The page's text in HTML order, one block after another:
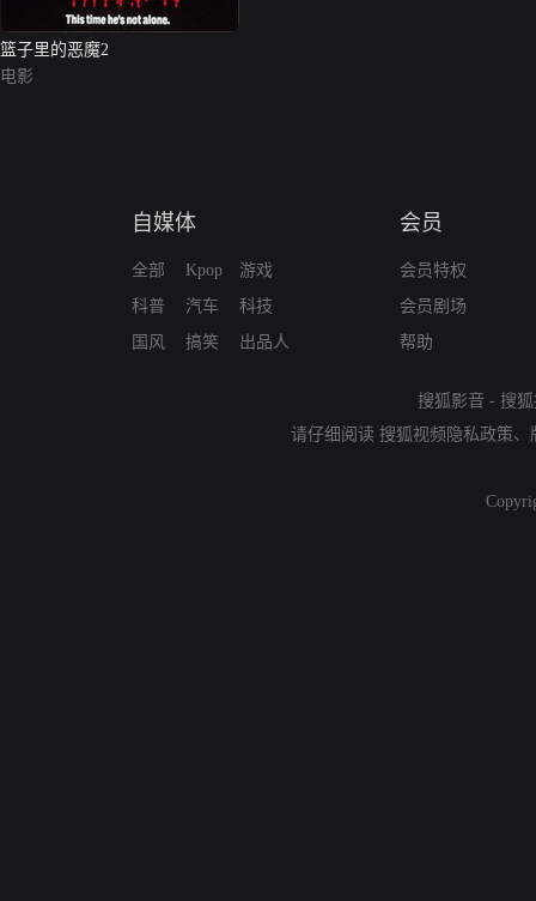
篮子里的恶魔2
电影
自媒体
全部
科普
国风
Kpop
汽车
搞笑
游戏
科技
出品人
会员
会员特权
会员剧场
帮助
搜狐影音 - 搜
请仔细阅读 搜狐视频隐私政策、